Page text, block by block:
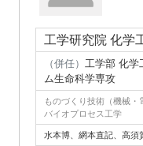
工学研究院 化学
（併任） 工学部 化学
ム生命科学専攻
ものづくり技術（機械・
バイオプロセス工学
水本博、網本直記、高須